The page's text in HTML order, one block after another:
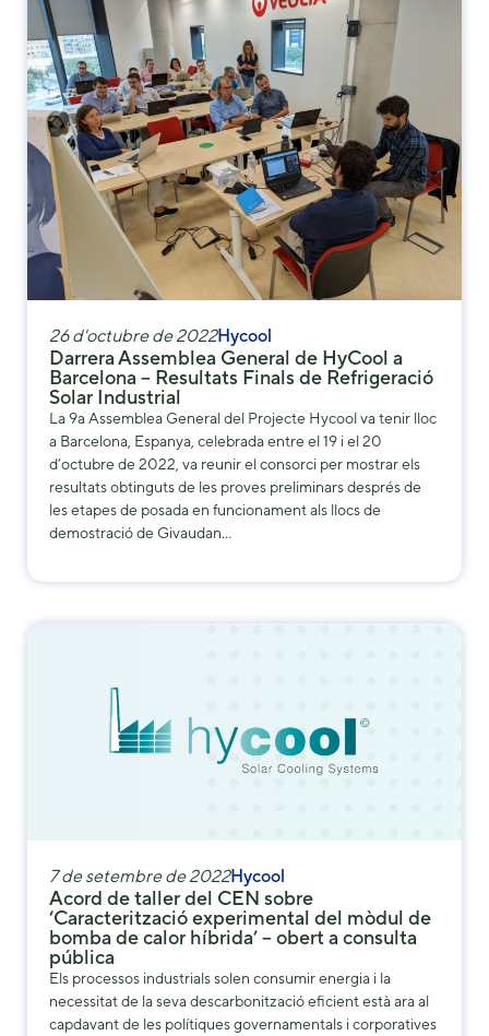
26 d'octubre de 2022Hycool
Darrera Assemblea General de HyCool a
Barcelona – Resultats Finals de Refrigeració
Solar Industrial
La 9a Assemblea General del Projecte Hycool va tenir lloc
a Barcelona, Espanya, celebrada entre el 19 i el 20
d’octubre de 2022, va reunir el consorci per mostrar els
resultats obtinguts de les proves preliminars després de
les etapes de posada en funcionament als llocs de
demostració de Givaudan…
7 de setembre de 2022Hycool
Acord de taller del CEN sobre
‘Caracterització experimental del mòdul de
bomba de calor híbrida’ – obert a consulta
pública
Els processos industrials solen consumir energia i la
necessitat de la seva descarbonització eficient està ara al
capdavant de les polítiques governamentals i corporatives
Necessary
These
cookies are
not
optional.
They are
needed for
the website
to function.
Statistics
In order for
website's
functionality
structure,
based on
how the
website is
used.
Experience
during your
visit. If you
refuse these
disappear
from the
website.
Marketing
By sharing